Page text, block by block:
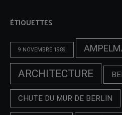
ÉTIQUETTES
9 NOVEMBRE 1989
ARCHITECTURE
CHUTE DU MUR DE BERLIN